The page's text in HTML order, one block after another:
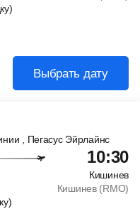
Выбрать дату
, Пегасус Эйрлайнс
10:30
Кишинев
Кишинев (RMO)